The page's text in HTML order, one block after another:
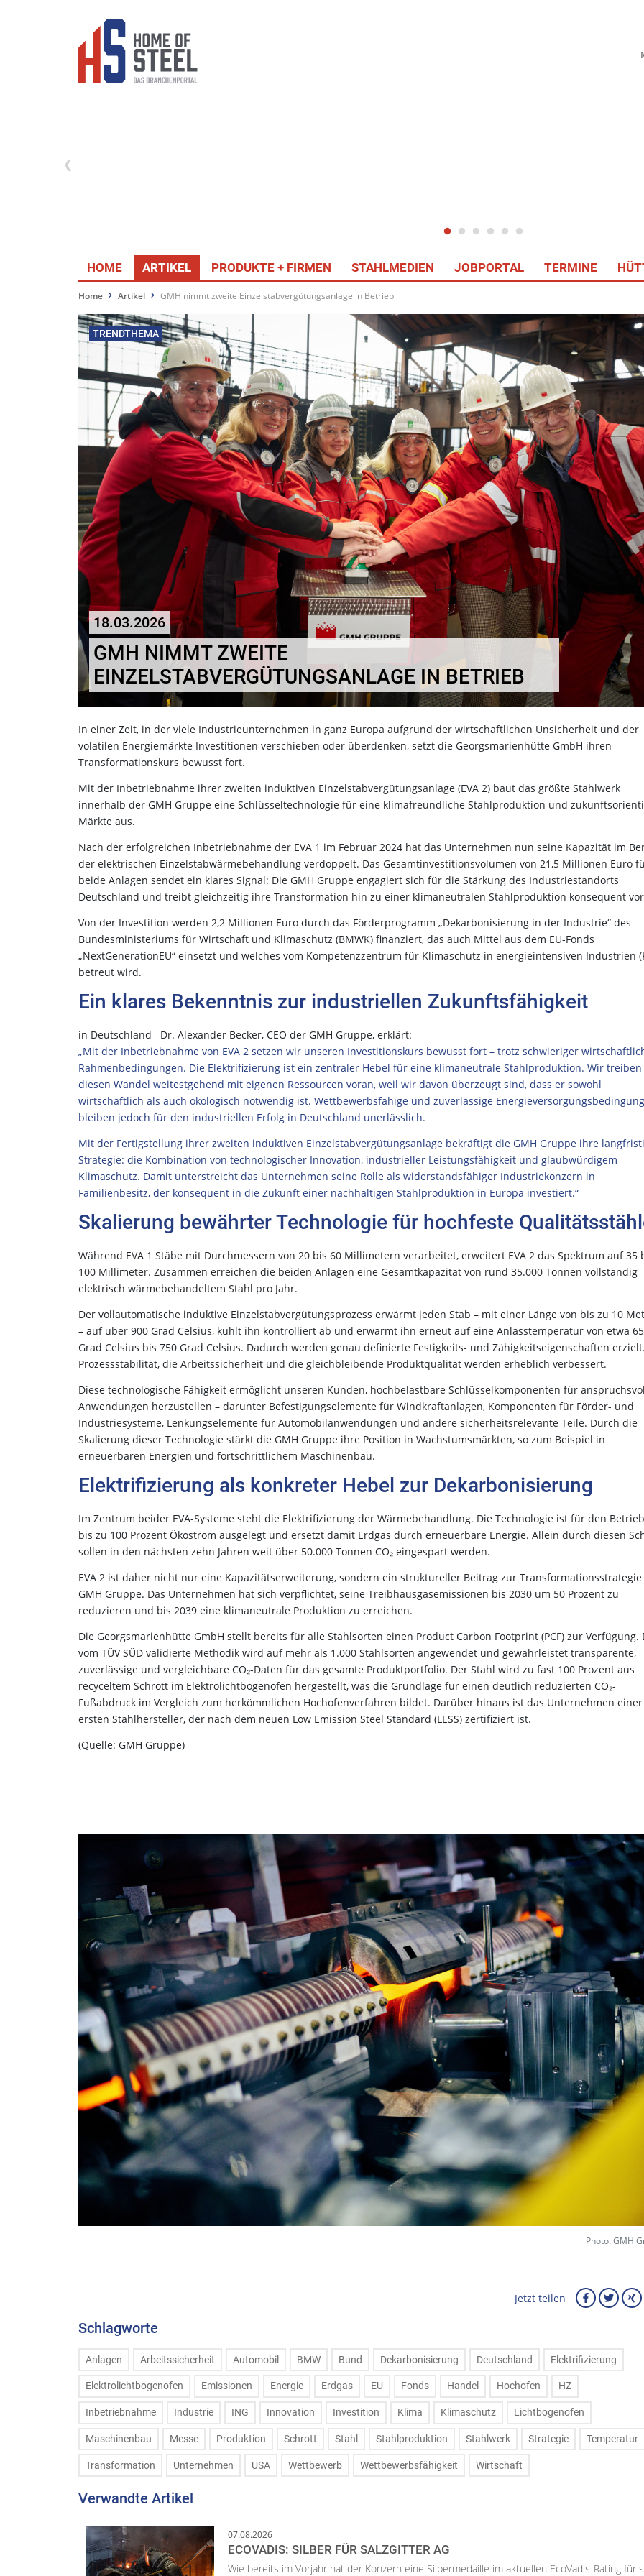
HOME ARTIKEL PRODUKTE + FIRMEN STAHLMEDIEN JOBPORTAL TERMINE
Home Artikel GMH nimmt zweite Einzelstabvergütungsanlage in Betrieb
TRENDTHEMA
18.03.2026
GMH NIMMT ZWEITE
EINZELSTABVERGÜTUNGSANLAGE IN BETRIEB
In einer Zeit, in der viele Industrieunternehmen in ganz Europa aufgrund der wirtschaftlichen Unsicherheit und der
volatilen Energiemärkte Investitionen verschieben oder überdenken, setzt die Georgsmarienhütte GmbH ihren
Transformationskurs bewusst fort.
Mit der Inbetriebnahme ihrer zweiten induktiven Einzelstabvergütungsanlage (EVA 2) baut das größte Stahlwerk
innerhalb der GMH Gruppe eine Schlüsseltechnologie für eine klimafreundliche Stahlproduktion und
Märkte aus.
Nach der erfolgreichen Inbetriebnahme der EVA 1 im Februar 2024 hat das Unternehmen nun seine Kapazität im
der elektrischen Einzelstabwärmebehandlung verdoppelt. Das Gesamtinvestitionsvolumen von 21,5 Millionen Euro
beide Anlagen sendet ein klares Signal: Die GMH Gruppe engagiert sich für die Stärkung des Industriestandorts
Deutschland und treibt gleichzeitig ihre Transformation hin zu einer klimaneutralen Stahlproduktion konsequent
Von der Investition werden 2,2 Millionen Euro durch das Förderprogramm „Dekarbonisierung in der Industrie“ des
Bundesministeriums für Wirtschaft und Klimaschutz (BMWK) finanziert, das auch Mittel aus dem EU-Fonds
„NextGenerationEU“ einsetzt und welches vom Kompetenzzentrum für Klimaschutz in energieintensiven Industrien
betreut wird.
Ein klares Bekenntnis zur industriellen Zukunftsfähigkeit
in Deutschland Dr. Alexander Becker, CEO der GMH Gruppe, erklärt:
„Mit der Inbetriebnahme von EVA 2 setzen wir unseren Investitionskurs bewusst fort – trotz schwieriger
Rahmenbedingungen. Die Elektrifizierung ist ein zentraler Hebel für eine klimaneutrale Stahlproduktion. Wir treiben
diesen Wandel weitestgehend mit eigenen Ressourcen voran, weil wir davon überzeugt sind, dass er sowohl
wirtschaftlich als auch ökologisch notwendig ist. Wettbewerbsfähige und zuverlässige
bleiben jedoch für den industriellen Erfolg in Deutschland unerlässlich.
Mit der Fertigstellung ihrer zweiten induktiven Einzelstabvergütungsanlage bekräftigt die GMH Gruppe ihre
Strategie: die Kombination von technologischer Innovation, industrieller Leistungsfähigkeit und glaubwürdigem
Klimaschutz. Damit unterstreicht das Unternehmen seine Rolle als widerstandsfähiger Industriekonzern in
Familienbesitz, der konsequent in die Zukunft einer nachhaltigen Stahlproduktion in Europa investiert.“
Skalierung bewährter Technologie für hochfeste
Während EVA 1 Stäbe mit Durchmessern von 20 bis 60 Millimetern verarbeitet, erweitert EVA 2 das Spektrum auf 35
100 Millimeter. Zusammen erreichen die beiden Anlagen eine Gesamtkapazität von rund 35.000 Tonnen vollständig
elektrisch wärmebehandeltem Stahl pro Jahr.
Der vollautomatische induktive Einzelstabvergütungsprozess erwärmt jeden Stab – mit einer Länge von bis zu 10
– auf über 900 Grad Celsius, kühlt ihn kontrolliert ab und erwärmt ihn erneut auf eine Anlasstemperatur von etwa
Grad Celsius bis 750 Grad Celsius. Dadurch werden genau definierte Festigkeits- und Zähigkeitseigenschaften
Prozessstabilität, die Arbeitssicherheit und die gleichbleibende Produktqualität werden erheblich verbessert.
Diese technologische Fähigkeit ermöglicht unseren Kunden, hochbelastbare Schlüsselkomponenten für
Anwendungen herzustellen – darunter Befestigungselemente für Windkraftanlagen, Komponenten für Förder- und
Industriesysteme, Lenkungselemente für Automobilanwendungen und andere sicherheitsrelevante Teile. Durch die
Skalierung dieser Technologie stärkt die GMH Gruppe ihre Position in Wachstumsmärkten, so zum Beispiel in
erneuerbaren Energien und fortschrittlichem Maschinenbau.
Elektrifizierung als konkreter Hebel zur Dekarbonisierung
Im Zentrum beider EVA-Systeme steht die Elektrifizierung der Wärmebehandlung. Die Technologie ist für den
bis zu 100 Prozent Ökostrom ausgelegt und ersetzt damit Erdgas durch erneuerbare Energie. Allein durch diesen
sollen in den nächsten zehn Jahren weit über 50.000 Tonnen CO₂ eingespart werden.
EVA 2 ist daher nicht nur eine Kapazitätserweiterung, sondern ein struktureller Beitrag zur
GMH Gruppe. Das Unternehmen hat sich verpflichtet, seine Treibhausgasemissionen bis 2030 um 50 Prozent zu
reduzieren und bis 2039 eine klimaneutrale Produktion zu erreichen.
Die Georgsmarienhütte GmbH stellt bereits für alle Stahlsorten einen Product Carbon Footprint (PCF) zur Verfügung.
vom TÜV SÜD validierte Methodik wird auf mehr als 1.000 Stahlsorten angewendet und gewährleistet transparente,
zuverlässige und vergleichbare CO₂-Daten für das gesamte Produktportfolio. Der Stahl wird zu fast 100 Prozent aus
recyceltem Schrott im Elektrolichtbogenofen hergestellt, was die Grundlage für einen deutlich reduzierten CO₂-
Fußabdruck im Vergleich zum herkömmlichen Hochofenverfahren bildet. Darüber hinaus ist das Unternehmen
ersten Stahlhersteller, der nach dem neuen Low Emission Steel Standard (LESS) zertifiziert ist.
(Quelle: GMH Gruppe)
Photo: GMH
Jetzt teilen
Schlagworte
Anlagen Arbeitssicherheit Automobil BMW Bund Dekarbonisierung Deutschland Elektrifizierung
Elektrolichtbogenofen Emissionen Energie Erdgas EU Fonds Handel Hochofen HZ
Inbetriebnahme Industrie ING Innovation Investition Klima Klimaschutz Lichtbogenofen
Maschinenbau Messe Produktion Schrott Stahl Stahlproduktion Stahlwerk Strategie Temperatur
Transformation Unternehmen USA Wettbewerb Wettbewerbsfähigkeit Wirtschaft
Verwandte Artikel
07.08.2026
ECOVADIS: SILBER FÜR SALZGITTER AG
Wie bereits im Vorjahr hat der Konzern eine Silbermedaille im aktuellen EcoVadis-Rating für